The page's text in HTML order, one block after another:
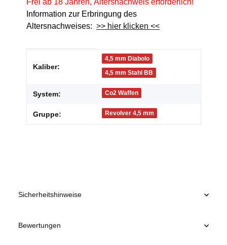
Frei ab 18 Jahren, Altersnachweis erforderlich!
Information zur Erbringung des
Altersnachweises: >> hier klicken <<
Produkteigenschaft
Kaliber:
4,5 mm Diabolo
4,5 mm Stahl BB
System: Co2 Waffen
Gruppe: Revolver 4,5 mm
Sicherheitshinweise
Bewertungen